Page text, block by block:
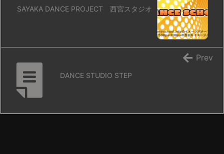
SAYAKA DANCE PROJECT 西宮スタジオ
DANCE STUDIO STEP
Prev